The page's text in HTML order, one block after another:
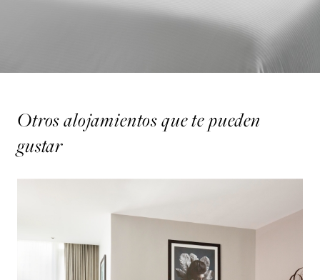
Otros alojamientos que te pueden
gustar